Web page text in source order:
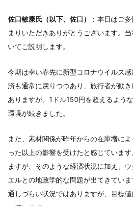
佐口敏康氏（以下、佐口）
：本日はご
まりいただきありがとうございます。
いてご説明します。
今期は幸い春先に新型コロナウイルス
済も通常に戻りつつあり、旅行者が動
ありますが、1ドル150円を超えるよう
環境が続きました。
また、素材関係が昨年からの在庫増に
った以上の影響を受けたと感じていま
ますが、そのような経済状況に加え、
エルとの地政学的な問題が出てきてい
通しづらい状況ではありますが、目標